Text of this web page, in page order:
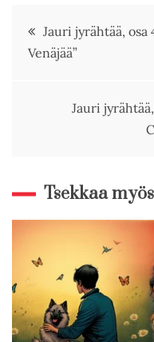
Artikkelien
selaus
Jauri jyrähtää, osa
Venäjää”
Jauri
Tsekkaa